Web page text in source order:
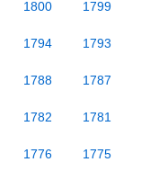
1800 1799
1794 1793
1788 1787
1782 1781
1776 1775